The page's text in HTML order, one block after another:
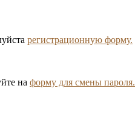
регистрационную форму.
на форму для смены пароля.